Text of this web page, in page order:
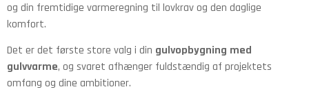
og din fremtidige varmeregning til lovkrav og den daglige
komfort.
Det er det første store valg i din gulvopbygning med
gulvvarme, og svaret afhænger fuldstændig af projektets
omfang og dine ambitioner.